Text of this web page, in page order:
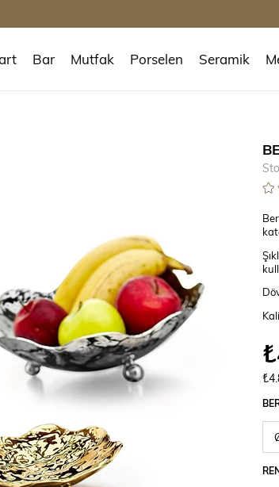
Bar Mutfak Porselen Seramik